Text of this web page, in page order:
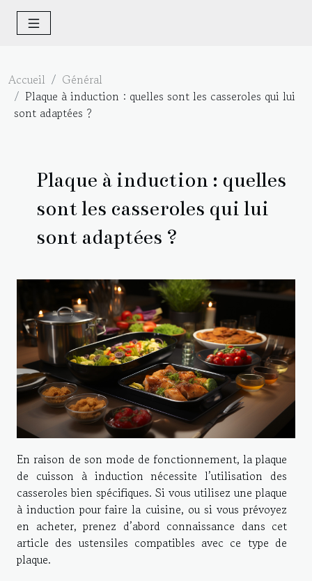
Accueil
Général
Plaque à induction : quelles sont les casseroles qui lui
sont adaptées ?
Plaque à induction : quelles
sont les casseroles qui lui
sont adaptées ?
En raison de son mode de fonctionnement, la plaque
de cuisson à induction nécessite l’utilisation des
casseroles bien spécifiques. Si vous utilisez une plaque
à induction pour faire la cuisine, ou si vous prévoyez
en acheter, prenez d’abord connaissance dans cet
article des ustensiles compatibles avec ce type de
plaque.